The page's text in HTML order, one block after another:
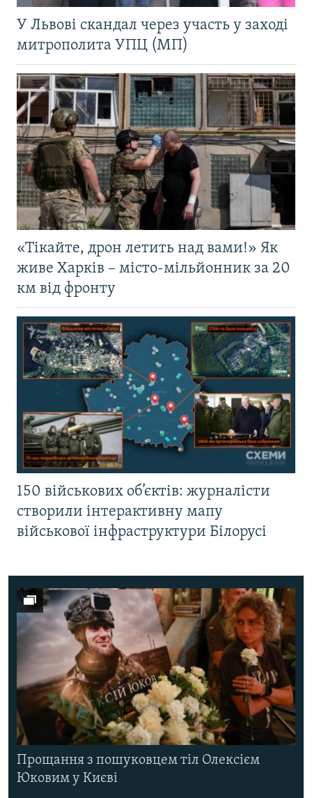
У Львові скандал через участь у заході
митрополита УПЦ (МП)
«Тікайте, дрон летить над вами!» Як
живе Харків – місто-мільйонник за 20
км від фронту
150 військових об’єктів: журналісти
створили інтерактивну мапу
військової інфраструктури Білорусі
Прощання з пошуковцем тіл Олексієм
Юковим у Києві